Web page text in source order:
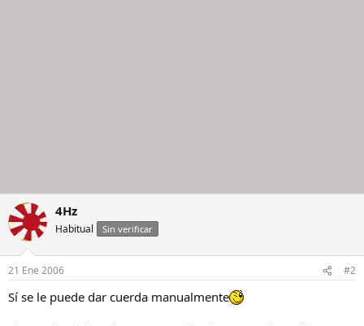
4Hz
Habitual Sin verificar
21 Ene 2006 #2
Sí se le puede dar cuerda manualmente